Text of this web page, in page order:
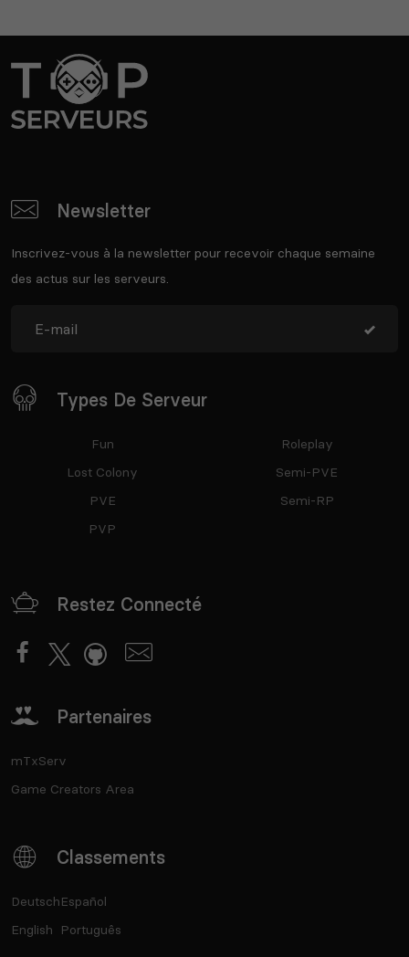
Newsletter
Inscrivez-vous à la newsletter pour recevoir chaque semaine
des actus sur les serveurs.
Types De Serveur
Fun
Lost Colony
PVE
PVP
Roleplay
Semi-PVE
Semi-RP
Restez Connecté
Partenaires
mTxServ
Game Creators Area
Classements
Deutsch
English
Español
Português